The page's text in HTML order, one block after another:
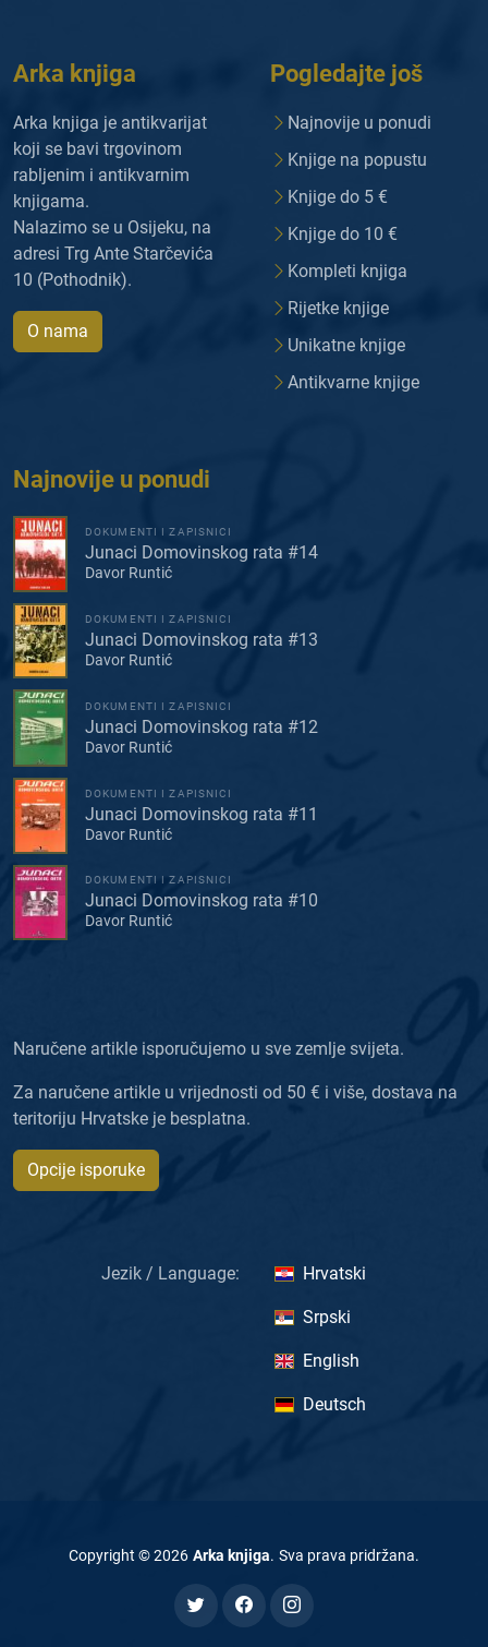
Arka knjiga
Arka knjiga je antikvarijat
koji se bavi trgovinom
rabljenim i antikvarnim
knjigama.
Nalazimo se u Osijeku, na
adresi Trg Ante Starčevića
10 (Pothodnik).
O nama
Pogledajte još
Najnovije u ponudi
Knjige na popustu
Knjige do 5 €
Knjige do 10 €
Kompleti knjiga
Rijetke knjige
Unikatne knjige
Antikvarne knjige
Najnovije u ponudi
DOKUMENTI I ZAPISNICI
Junaci Domovinskog rata #14
Davor Runtić
DOKUMENTI I ZAPISNICI
Junaci Domovinskog rata #13
Davor Runtić
DOKUMENTI I ZAPISNICI
Junaci Domovinskog rata #12
Davor Runtić
DOKUMENTI I ZAPISNICI
Junaci Domovinskog rata #11
Davor Runtić
DOKUMENTI I ZAPISNICI
Junaci Domovinskog rata #10
Davor Runtić
Naručene artikle isporučujemo u sve zemlje svijeta.
Za naručene artikle u vrijednosti od 50 € i više, dostava na
teritoriju Hrvatske je besplatna.
Opcije isporuke
Jezik / Language: Hrvatski
Srpski
English
Deutsch
Copyright ©2026 Arka knjiga. Sva prava pridržana.